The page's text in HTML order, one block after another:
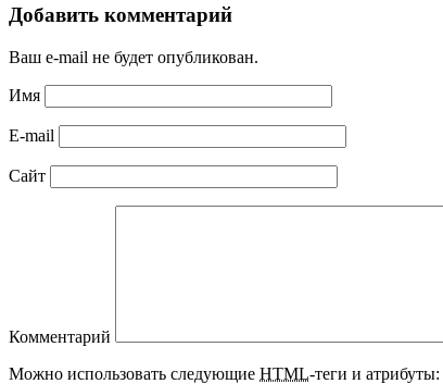
Добавить комментарий
Ваш e-mail не будет опубликован.
Имя
E-mail
Сайт
Комментарий
Можно использовать следующие HTML-теги и атрибуты: